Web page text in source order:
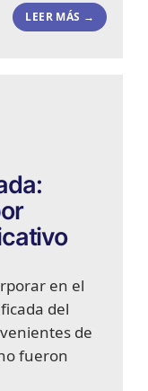
LEER MÁS →
en el
del
de
fueron